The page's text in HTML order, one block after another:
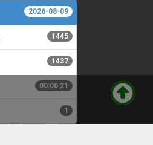
2026-08-09
1445
1437
00:00:21
1